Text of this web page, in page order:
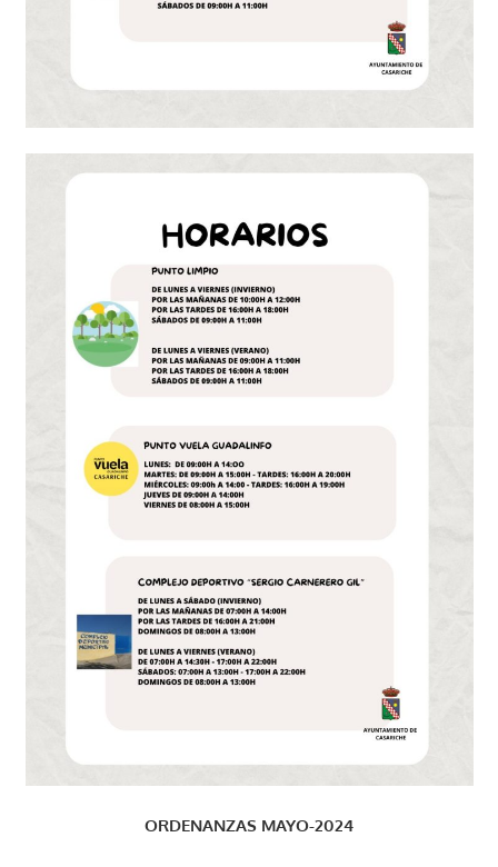
ORDENANZAS MAYO-2024